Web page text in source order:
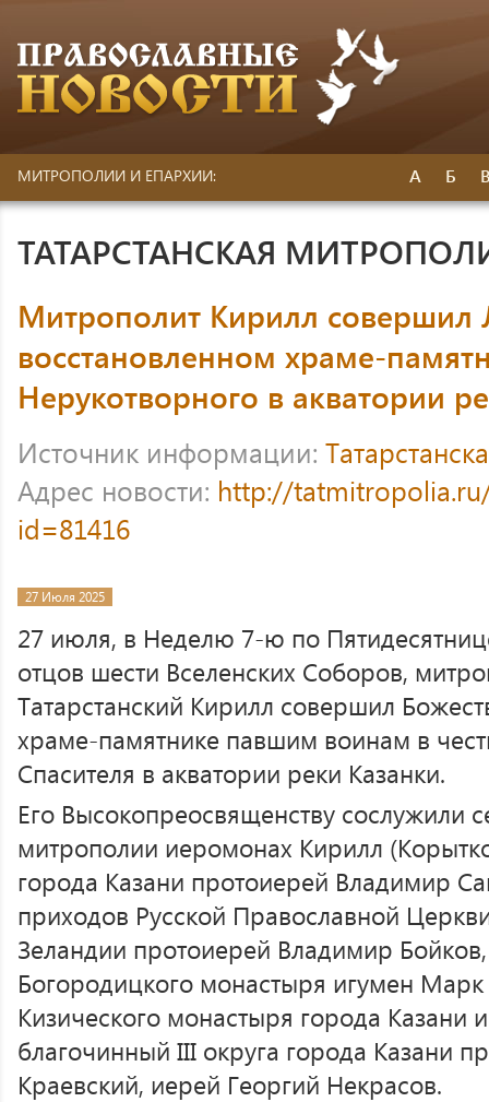
МИТРОПОЛИИ И ЕПАРХИИ: А Б
ТАТАРСТАНСКАЯ
Митрополит Кирилл совершил
восстановленном храме-
Нерукотворного в акватории
Источник информации:
Адрес новости: http://
id=81416
27 Июля 2025
27 июля, в Неделю 7-ю по
отцов шести Вселенских Соборов,
Татарстанский Кирилл совершил
храме-памятнике павшим воинам в
Спасителя в акватории реки Казанки.
Его Высокопреосвященству сослужили
митрополии иеромонах Кирилл
города Казани протоиерей Владимир
приходов Русской Православной
Зеландии протоиерей Владимир
Богородицкого монастыря игумен Марк
Кизического монастыря города Казани
благочинный III округа города Казани
Краевский, иерей Георгий Некрасов.